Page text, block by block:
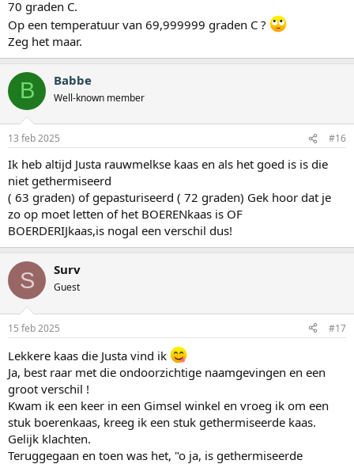
70 graden C.
Op een temperatuur van 69,999999 graden C ?
Zeg het maar.
B Babbe
Well-known member
13 feb 2025 #16
Ik heb altijd Justa rauwmelkse kaas en als het goed is is die
niet gethermiseerd
( 63 graden) of gepasturiseerd ( 72 graden) Gek hoor dat je
zo op moet letten of het BOERENkaas is OF
BOERDERIJkaas,is nogal een verschil dus!
S Surv
Guest
15 feb 2025 #17
Lekkere kaas die Justa vind ik
Ja, best raar met die ondoorzichtige naamgevingen en een
groot verschil !
Kwam ik een keer in een Gimsel winkel en vroeg ik om een
stuk boerenkaas, kreeg ik een stuk gethermiseerde kaas.
Gelijk klachten.
Teruggegaan en toen was het, "o ja, is gethermiseerde